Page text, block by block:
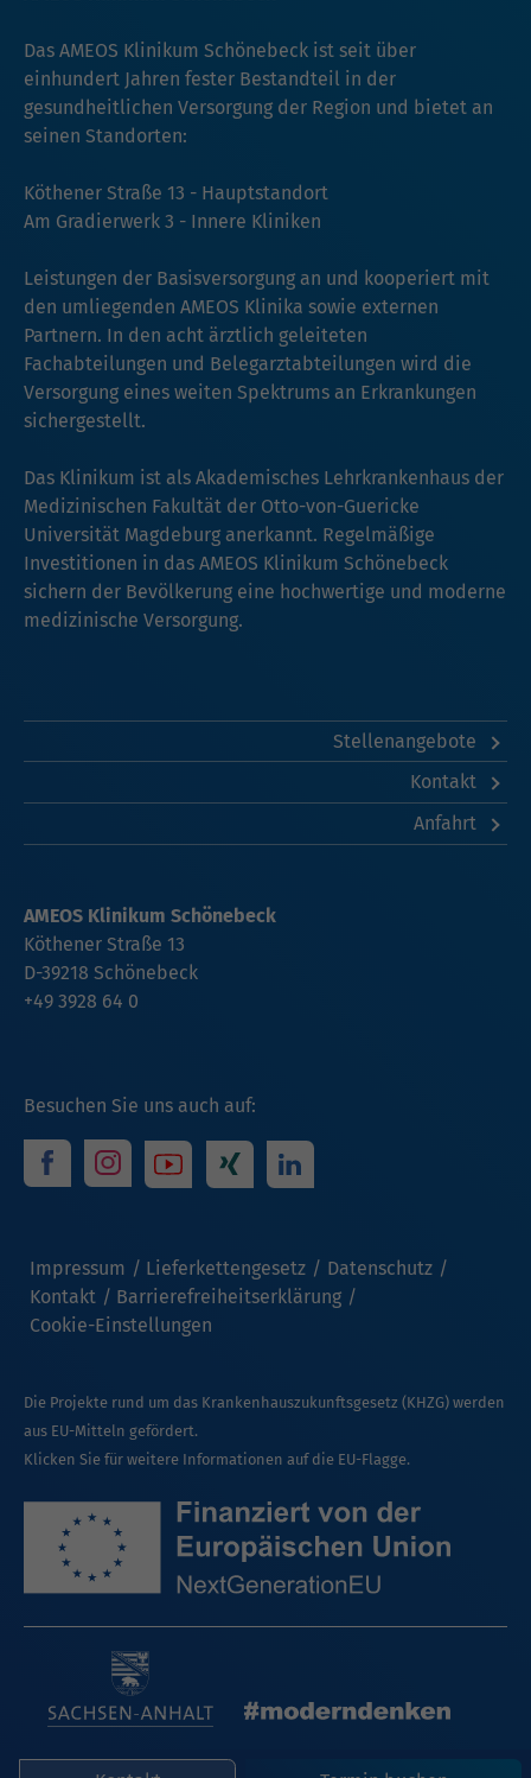
Das AMEOS Klinikum Schönebeck ist seit über
einhundert Jahren fester Bestandteil in der
gesundheitlichen Versorgung der Region und bietet an
seinen Standorten:
Köthener Straße 13 - Hauptstandort
Am Gradierwerk 3 - Innere Kliniken
Leistungen der Basisversorgung an und kooperiert mit
den umliegenden AMEOS Klinika sowie externen
Partnern. In den acht ärztlich geleiteten
Fachabteilungen und Belegarztabteilungen wird die
Versorgung eines weiten Spektrums an Erkrankungen
sichergestellt.
Das Klinikum ist als Akademisches Lehrkrankenhaus der
Medizinischen Fakultät der Otto-von-Guericke
Universität Magdeburg anerkannt. Regelmäßige
Investitionen in das AMEOS Klinikum Schönebeck
sichern der Bevölkerung eine hochwertige und moderne
medizinische Versorgung.
Stellenangebote
Kontakt
Anfahrt
Besuchen Sie uns auch auf:
Impressum Lieferkettengesetz
Datenschutz
Kontakt
Barrierefreiheitserklärung
Cookie-Einstellungen
AMEOS Klinikum Schönebeck
Köthener Straße 13
D-39218 Schönebeck
+49 3928 64 0
Die Projekte rund um das Krankenhauszukunftsgesetz (KHZG) werden
aus EU-Mitteln gefördert.
Klicken Sie für weitere Informationen auf die EU-Flagge.